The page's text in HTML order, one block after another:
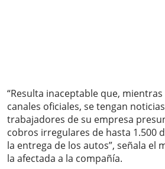
“Resulta inaceptable que,
canales oficiales, se tengan
trabajadores de su empresa
cobros irregulares de hasta 1.500
la entrega de los autos”, señala el
la afectada a la compañía.